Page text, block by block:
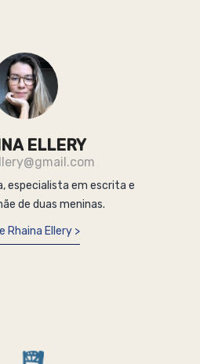
ELLERY
especialista em escrita e
de duas meninas.
Rhaina Ellery